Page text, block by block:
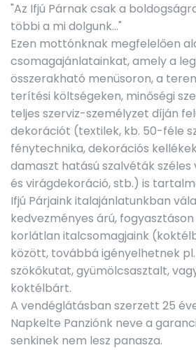
"Az Ifjú Párnak csak a
többi a mi dolgunk…"
Ezen mottónknak megfelelően
csomagajánlatainkat, amely a
összerakható menüsoron, a
terítési költségeken, minőségi
teljes szerviz-személyzet díján
dekorációt (textilek, kb. 50-féle
fénytechnika, dekorációs
damaszt hatású szalvéták
és virágdekoráció, stb.) is
Ifjú Párjaink italajánlatunkban
kedvezményes árú,
korlátlan italcsomagjaink
között, továbbá igényelhetnek
szökőkutat, gyümölcsasztalt,
koktélbárt.
A vendéglátásban szerzett 25
Napkelte Panziónk neve a
senkinek nem lesz panasza.